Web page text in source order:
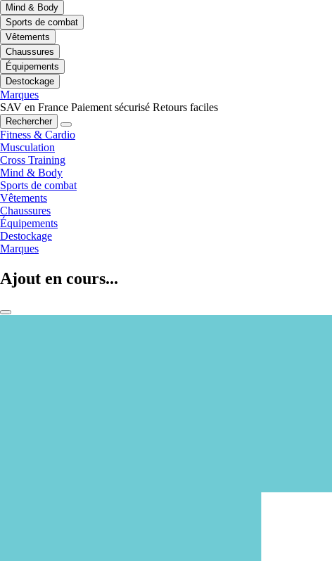
Mind & Body
Sports de combat
Vêtements
Chaussures
Équipements
Destockage
Marques
SAV en France Paiement sécurisé Retours faciles
Rechercher
Fitness & Cardio
Musculation
Cross Training
Mind & Body
Sports de combat
Vêtements
Chaussures
Équipements
Destockage
Marques
Ajout en cours...